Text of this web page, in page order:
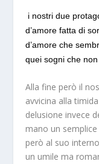
i nostri due
d’amore fatta di
d’amore che
quei sogni che
Alla fine però il
avvicina alla
delusione invece
mano un
però al suo
un umile ma